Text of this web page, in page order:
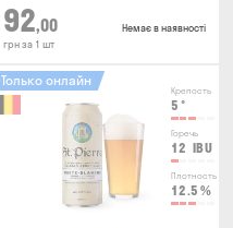
92,00
грн за 1 шт
Немає в наявності
Крепость
5 °
Горечь
12 IBU
Плотность
12.5 %
Только онлайн